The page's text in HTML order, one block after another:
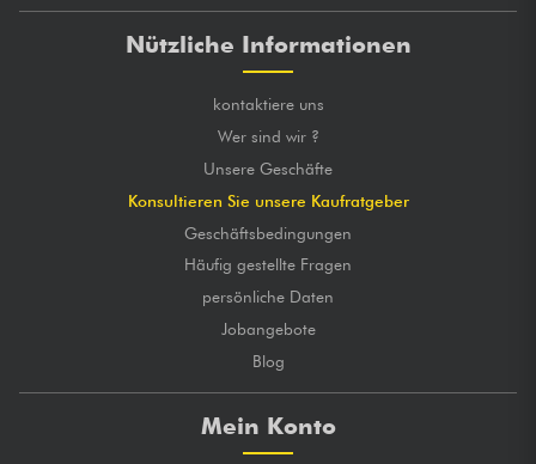
Nützliche Informationen
kontaktiere uns
Wer sind wir ?
Unsere Geschäfte
Konsultieren Sie unsere Kaufratgeber
Geschäftsbedingungen
Häufig gestellte Fragen
persönliche Daten
Jobangebote
Blog
Mein Konto